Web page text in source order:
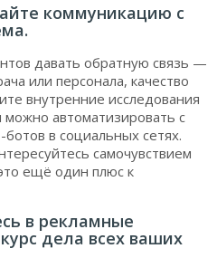
коммуникацию с
давать обратную связь —
или персонала, качество
внутренние исследования
автоматизировать с
в социальных сетях.
самочувствием
ещё один плюс к
в рекламные
дела всех ваших